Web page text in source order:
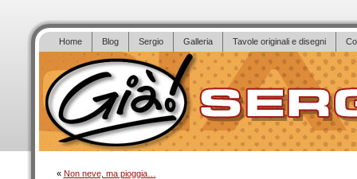
Home Blog Sergio Galleria Tavole originali e disegni
« Non neve, ma pioggia…